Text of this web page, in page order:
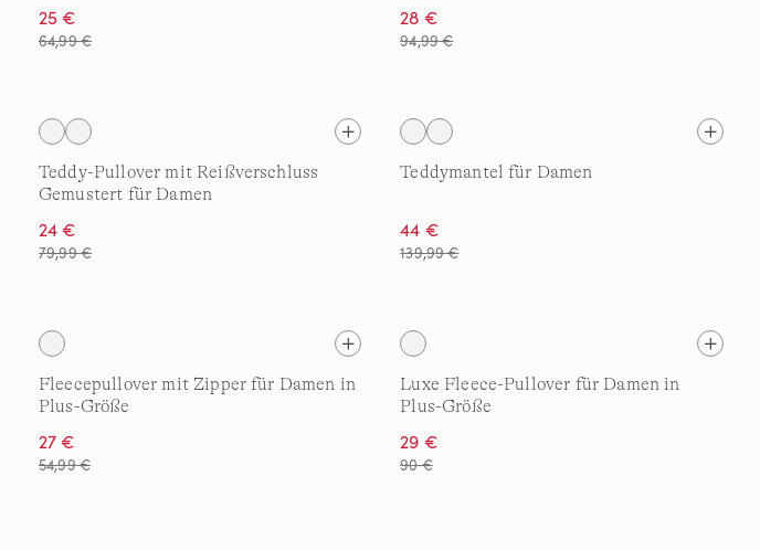
25 €
64,99 €
28 €
94,99 €
Teddy-Pullover mit Reißverschluss
Gemustert für Damen
24 €
79,99 €
Teddymantel für Damen
44 €
139,99 €
Fleecepullover mit Zipper für Damen in
Plus-Größe
27 €
54,99 €
Luxe Fleece-Pullover für Damen in
Plus-Größe
29 €
90 €